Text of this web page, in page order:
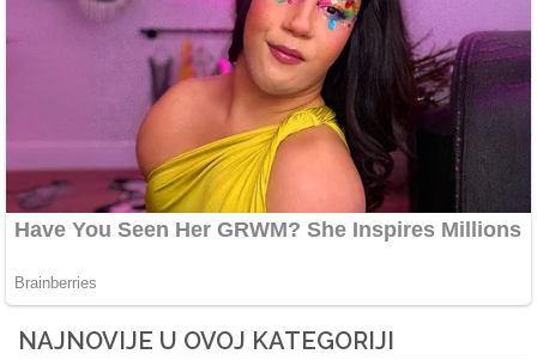
NAJNOVIJE U OVOJ KATEGORIJI